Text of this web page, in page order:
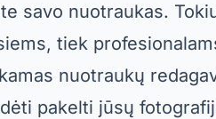
savo nuotraukas.
tiek
nuotraukų
pakelti jūsų